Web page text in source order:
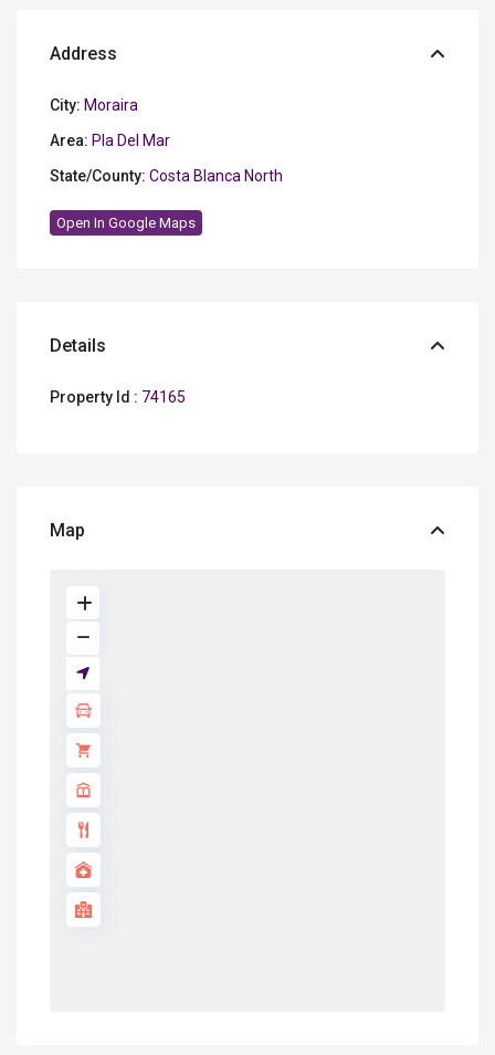
Address
City: Moraira
Area: Pla Del Mar
State/County: Costa Blanca North
Open In Google Maps
Details
Property Id : 74165
Map